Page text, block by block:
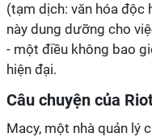
(tạm dịch: văn hóa độc
này dung dưỡng cho
- một điều không bao
hiện đại.
Câu chuyện của
Macy, một nhà quản lý